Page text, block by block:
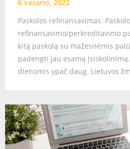
6 vasario, 2022
Paskolos refinansavimas.
refinansavimo/perkreditavimo
kitą paskolą su mažesnėmis
padengti jau esamą
dienomis ypač daug Lietuvos